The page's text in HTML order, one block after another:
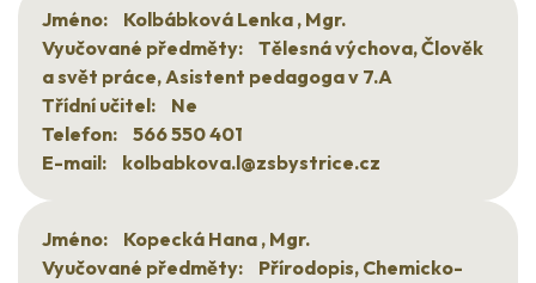
Jméno:
Kolbábková Lenka , Mgr.
Vyučované předměty:
Tělesná výchova, Člověk
a svět práce, Asistent pedagoga v 7.A
Třídní učitel:
Ne
Telefon:
566 550 401
E-mail:
kolbabkova.l@zsbystrice.cz
Jméno:
Kopecká Hana , Mgr.
Vyučované předměty:
Přírodopis, Chemicko-